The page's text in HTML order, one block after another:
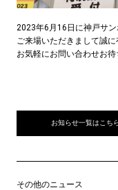
2023年6月16日に神戸サン
ご来場いただきまして誠に
お気軽にお問い合わせお待
お知らせ一覧はこち
その他のニュース